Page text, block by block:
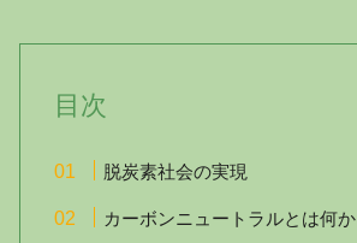
目次
脱炭素社会の実現
カーボンニュートラルとは何か